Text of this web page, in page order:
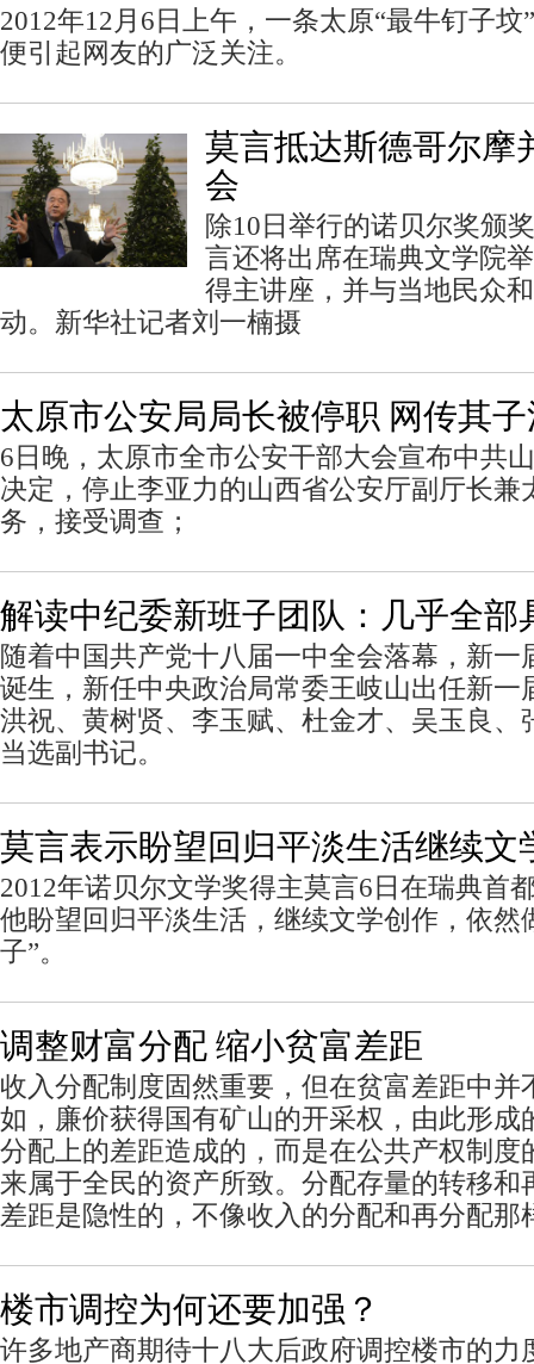
2012年12月6日上午，一条太原“最牛钉子
便引起网友的广泛关注。
莫言抵达斯德哥尔摩
会
除10日举行的诺贝尔奖颁
言还将出席在瑞典文学院
得主讲座，并与当地民众
动。新华社记者刘一楠摄
太原市公安局局长被停职 网传其
6日晚，太原市全市公安干部大会宣布中共
决定，停止李亚力的山西省公安厅副厅长兼
务，接受调查；
解读中纪委新班子团队：几乎全部
随着中国共产党十八届一中全会落幕，新一
诞生，新任中央政治局常委王岐山出任新一
洪祝、黄树贤、李玉赋、杜金才、吴玉良、
当选副书记。
莫言表示盼望回归平淡生活继续文
2012年诺贝尔文学奖得主莫言6日在瑞典首
他盼望回归平淡生活，继续文学创作，依然
子”。
调整财富分配 缩小贫富差距
收入分配制度固然重要，但在贫富差距中并
如，廉价获得国有矿山的开采权，由此形成
分配上的差距造成的，而是在公共产权制度
来属于全民的资产所致。分配存量的转移和
差距是隐性的，不像收入的分配和再分配那
楼市调控为何还要加强？
许多地产商期待十八大后政府调控楼市的力